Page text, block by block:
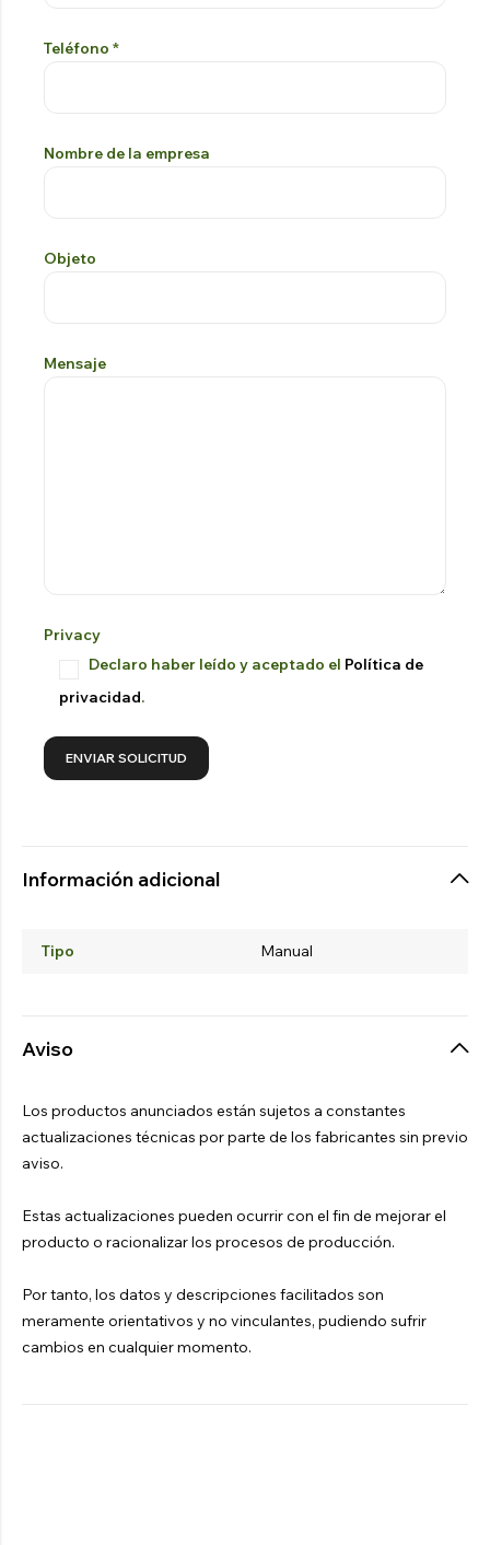
Teléfono *
Nombre de la empresa
Objeto
Mensaje
Privacy
Declaro haber leído y aceptado el Política de
privacidad.
Información adicional
Tipo Manual
Aviso
Los productos anunciados están sujetos a constantes
actualizaciones técnicas por parte de los fabricantes sin previo
aviso.
Estas actualizaciones pueden ocurrir con el fin de mejorar el
producto o racionalizar los procesos de producción.
Por tanto, los datos y descripciones facilitados son
meramente orientativos y no vinculantes, pudiendo sufrir
cambios en cualquier momento.